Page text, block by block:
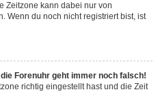
Zeitzone kann dabei nur von
Wenn du noch nicht registriert bist, ist
Forenuhr geht immer noch falsch!
richtig eingestellt hast und die Zeit